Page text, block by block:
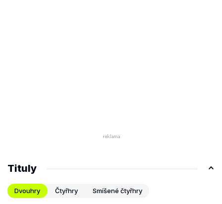
Tituly
Dvouhry Čtyřhry Smíšené čtyřhry